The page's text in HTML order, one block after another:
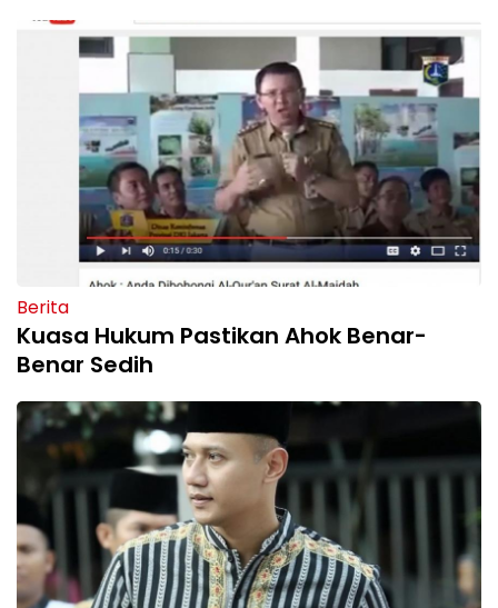
Berita
Kuasa Hukum Pastikan Ahok Benar-
Benar Sedih